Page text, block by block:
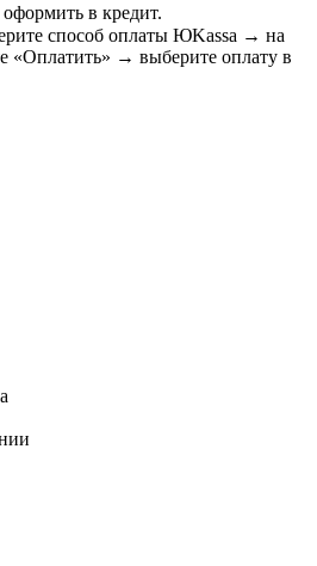
в кредит.
способ оплаты ЮKassa → на
«Оплатить» → выберите оплату в